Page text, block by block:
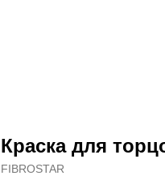
Краска для
FIBROSTAR